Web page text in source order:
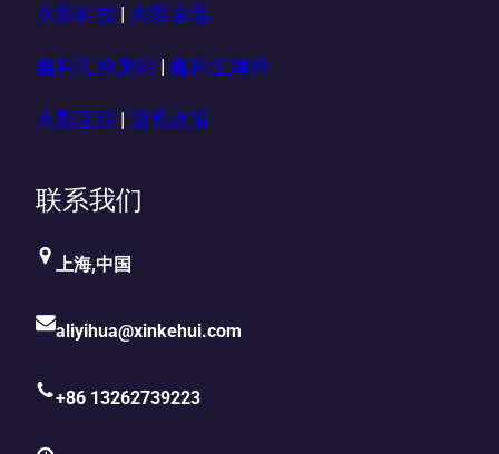
火影科技 | 火影金晶
鑫科汇欧美站 鑫科汇海外
火影互联 隐私政策
联系我们
上海,中国
aliyihua@xinkehui.com
+86 13262739223